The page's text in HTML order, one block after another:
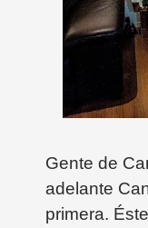
Gente de
adelante
primera.